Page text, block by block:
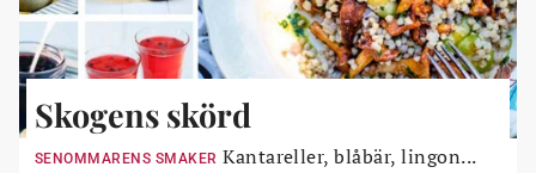
Skogens skörd
SENOMMARENS SMAKER Kantareller, blåbär, lingon...